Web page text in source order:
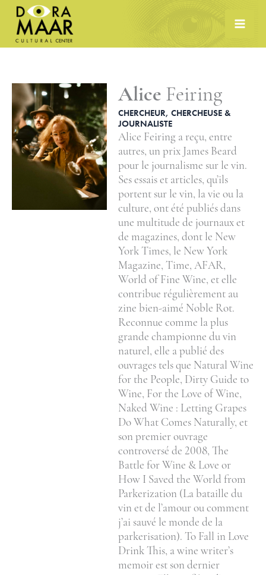
Skip
content
Alice Feiring
CHERCHEUR, CHERCHEUSE &
JOURNALISTE
Alice Feiring a reçu, entre
autres, un prix James Beard
pour le journalisme sur le vin.
Ses essais et articles, qu’ils
portent sur le vin, la vie ou la
culture, ont été publiés dans
une multitude de journaux et
de magazines, dont le New
York Times, le New York
Magazine, Time, AFAR,
World of Fine Wine, et elle
contribue régulièrement au
zine bien-aimé Noble Rot.
Reconnue comme la plus
grande championne du vin
naturel, elle a publié des
ouvrages tels que Natural Wine
for the People, Dirty Guide to
Wine, For the Love of Wine,
Naked Wine : Letting Grapes
Do What Comes Naturally, et
son premier ouvrage
controversé de 2008, The
Battle for Wine & Love or
How I Saved the World from
Parkerization (La bataille du
vin et de l’amour ou comment
j’ai sauvé le monde de la
parkerisation). To Fall in Love
Drink This, a wine writer’s
memoir est son dernier